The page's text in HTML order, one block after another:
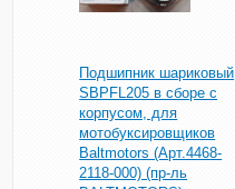
Подшипник шариковый
SBPFL205 в сборе с
корпусом, для
мотобуксировщиков
Baltmotors (Арт.4468-
2118-000) (пр-ль